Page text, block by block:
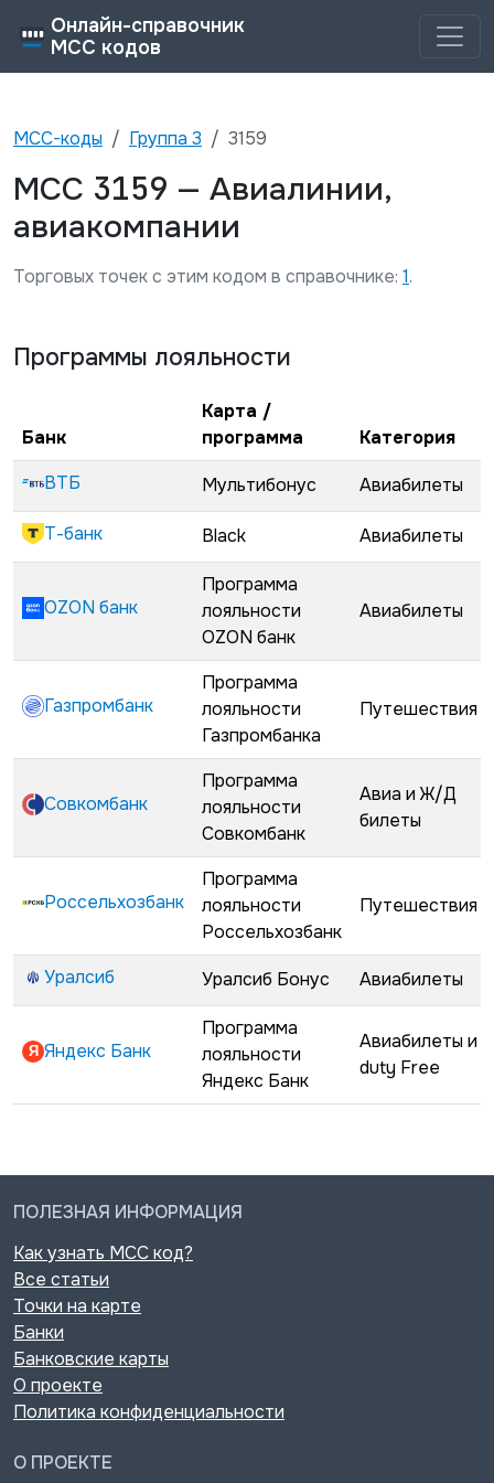
Онлайн-справочник
MCC кодов
MCC-коды Группа 3 3159
MCC 3159 — Авиалинии,
авиакомпании
Торговых точек с этим кодом в справочнике: 1.
Программы лояльности
Банк
Карта /
программа
Категория
ВТБ
Мультибонус Авиабилеты
Т-банк Black Авиабилеты
OZON банк
Программа
лояльности
OZON банк
Авиабилеты
Газпромбанк
Программа
лояльности
Газпромбанка
Путешествия
Совкомбанк
Программа
лояльности
Совкомбанк
Авиа и Ж/Д
билеты
Россельхозбанк
Программа
лояльности
Россельхозбанк
Путешествия
Уралсиб Уралсиб Бонус Авиабилеты
Яндекс Банк
Программа
лояльности
Яндекс Банк
Авиабилеты и
duty Free
ПОЛЕЗНАЯ ИНФОРМАЦИЯ
Как узнать MCC код?
Все статьи
Точки на карте
Банки
Банковские карты
О проекте
Политика конфиденциальности
О ПРОЕКТЕ